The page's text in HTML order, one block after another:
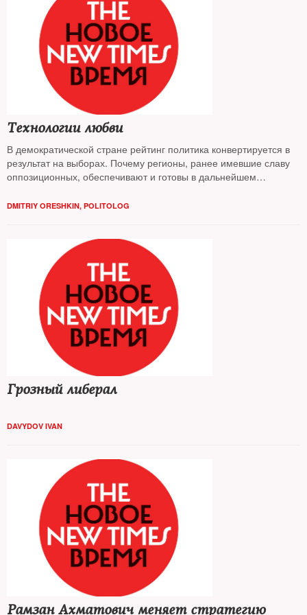
Технологии любви
В демократической стране рейтинг политика конвертируется в
результат на выборах. Почему регионы, ранее имевшие славу
оппозиционных, обеспечивают и готовы в дальнейшем
это достигается — разбирался The New Times
DMITRIY ORESHKIN, POLITOLOG
Грозный либерал
DAVYDOV IVAN
Рамзан Ахматович меняет стратегию